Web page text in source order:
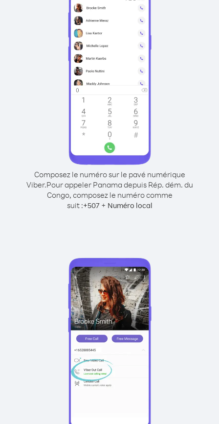
Composez le numéro sur le pavé numérique
Viber.Pour appeler Panama depuis Rép. dém. du
Congo, composez le numéro comme
suit :+507+ Numéro local